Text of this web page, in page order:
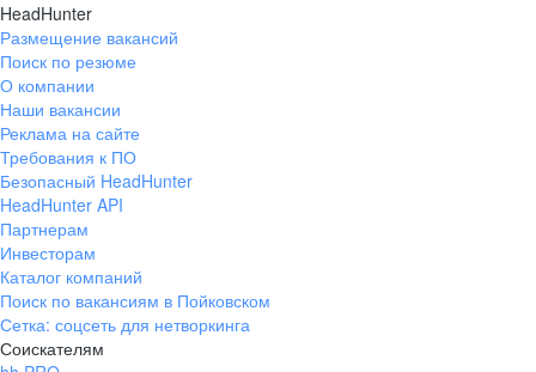
HeadHunter
Размещение вакансий
Поиск по резюме
О компании
Наши вакансии
Реклама на сайте
Требования к ПО
Безопасный HeadHunter
HeadHunter API
Партнерам
Инвесторам
Каталог компаний
Поиск по вакансиям в Пойковском
Сетка: соцсеть для нетворкинга
Соискателям